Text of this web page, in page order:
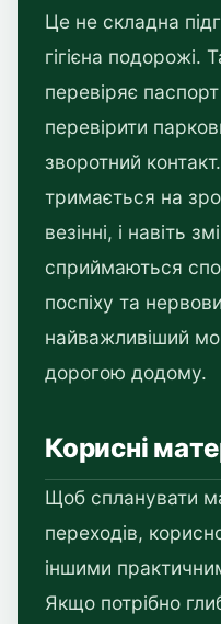
Це не складна
гігієна
перевіряє
перевірити
зворотний
тримається на
везінні, і навіть
сприймаються
поспіху та
найважливіший
дорогою додому.
Корисні
Щоб спланувати
переходів,
іншими
Якщо потрібно